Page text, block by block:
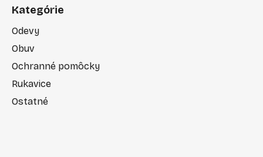
Kategórie
Odevy
Obuv
Ochranné pomôcky
Rukavice
Ostatné